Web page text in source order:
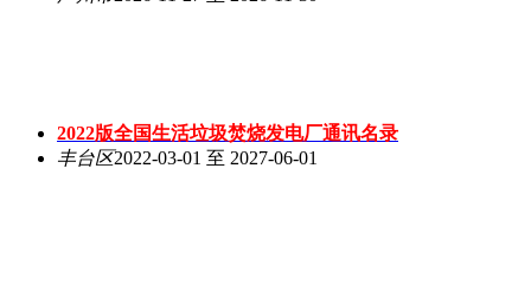
2022版全国生活垃圾焚烧发电厂通讯名录
丰台区2022-03-01 至 2027-06-01